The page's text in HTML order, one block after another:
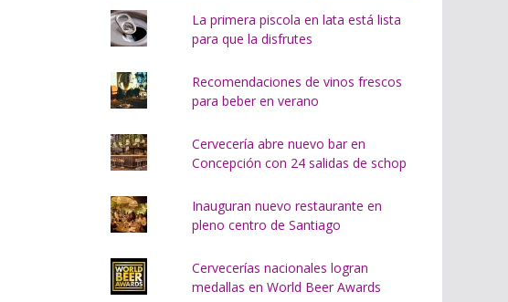
La primera piscola en lata está lista
para que la disfrutes
Recomendaciones de vinos frescos
para beber en verano
Cervecería abre nuevo bar en
Concepción con 24 salidas de schop
Inauguran nuevo restaurante en
pleno centro de Santiago
Cervecerías nacionales logran
medallas en World Beer Awards